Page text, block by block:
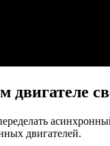
двигателе
двигателей.